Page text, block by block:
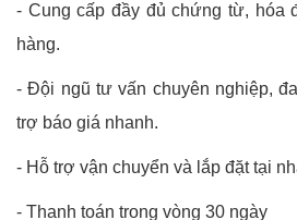
- Cung cấp đầy đủ chứng từ, hóa
hàng.
-Đội ngũ tư vấn chuyên nghiệp,
trợ báo giá nhanh.
- Hỗ trợ vận chuyển và lắp đặt tại
- Thanh toán trong vòng 30 ngày